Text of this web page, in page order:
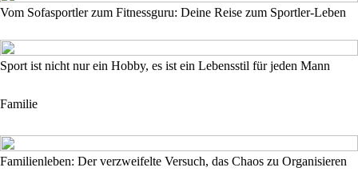
Vom Sofasportler zum Fitnessguru: Deine Reise zum Sportler-Leben
Sport ist nicht nur ein Hobby, es ist ein Lebensstil für jeden Mann
Familie
Familienleben: Der verzweifelte Versuch, das Chaos zu Organisieren